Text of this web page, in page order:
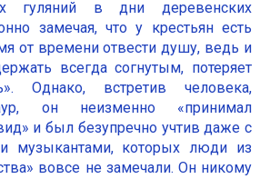
гуляний в дни деревенских
замечая, что у крестьян есть
от времени отвести душу, ведь и
всегда согнутым, потеряет
Однако, встретив человека,
он неизменно «принимал
и был безупречно учтив даже с
музыкантами, которых люди из
вовсе не замечали. Он никому